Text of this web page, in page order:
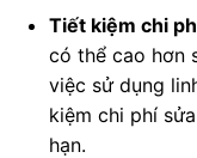
Tiết kiệm chi
có thể cao hơn
việc sử dụng
kiệm chi phí
hạn.